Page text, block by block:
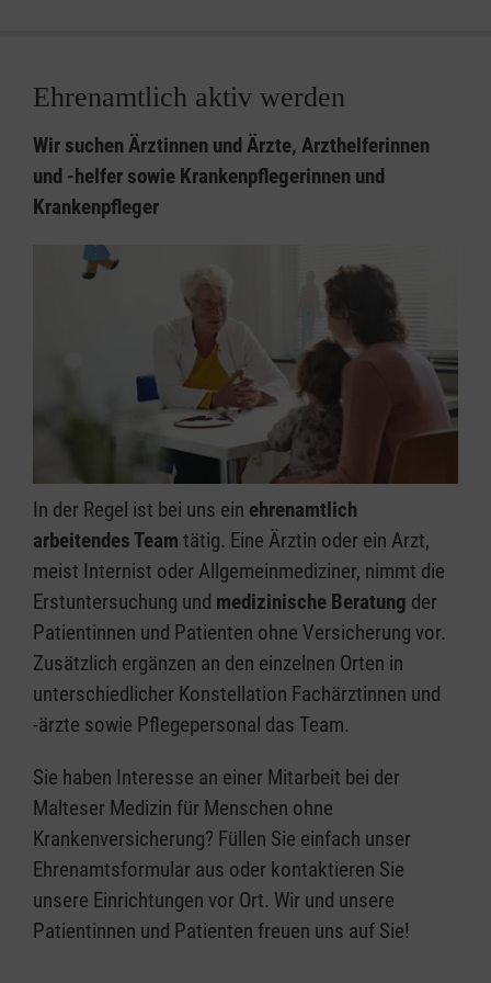
Ehrenamtlich aktiv werden
Wir suchen Ärztinnen und Ärzte, Arzthelferinnen
und -helfer sowie Krankenpflegerinnen und
Krankenpfleger
In der Regel ist bei uns ein ehrenamtlich
arbeitendes Team tätig. Eine Ärztin oder ein Arzt,
meist Internist oder Allgemeinmediziner, nimmt die
Erstuntersuchung und medizinische Beratung der
Patientinnen und Patienten ohne Versicherung vor.
Zusätzlich ergänzen an den einzelnen Orten in
unterschiedlicher Konstellation Fachärztinnen und
-ärzte sowie Pflegepersonal das Team.
Sie haben Interesse an einer Mitarbeit bei der
Malteser Medizin für Menschen ohne
Krankenversicherung? Füllen Sie einfach unser
Ehrenamtsformular aus oder kontaktieren Sie
unsere Einrichtungen vor Ort. Wir und unsere
Patientinnen und Patienten freuen uns auf Sie!